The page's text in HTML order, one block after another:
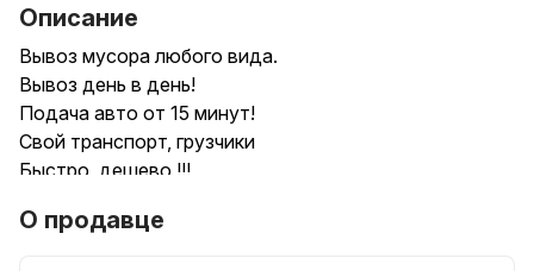
Описание
Вывоз мусора любого вида.
Вывоз день в день!
Подача авто от 15 минут!
Свой транспорт, грузчики
Быстро, дешево !!!
Вывоз мусора
О продавце